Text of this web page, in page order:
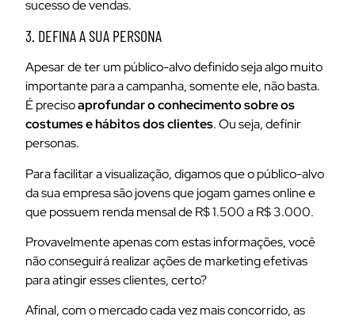
sucesso de vendas.
3. DEFINA A SUA PERSONA
Apesar de ter um público-alvo definido seja algo muito
importante para a campanha, somente ele, não basta.
É precisoaprofundar o conhecimento sobre os
costumes e hábitos dos clientes. Ou seja, definir
personas.
Para facilitar a visualização, digamos que o público-alvo
da sua empresa são jovens que jogam games online e
que possuem renda mensal de R$ 1.500 a R$ 3.000.
Provavelmente apenas com estas informações, você
não conseguirá realizar ações de marketing efetivas
para atingir esses clientes, certo?
Afinal, com o mercado cada vez mais concorrido, as